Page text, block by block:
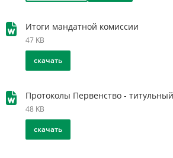
Итоги мандатной комиссии
47 KB
скачать
Протоколы Первенство - титульный
48 KB
скачать